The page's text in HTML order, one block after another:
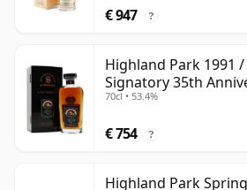
€ 947 ?
Highland Park 1991
Signatory 35th
70cl • 53.4%
€ 754 ?
Highland Park